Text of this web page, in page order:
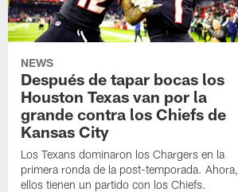
NEWS
Después de tapar bocas los
Houston Texas van por la
grande contra los Chiefs de
Kansas City
Los Texans dominaron los Chargers en la
primera ronda de la post-temporada. Ahora,
ellos tienen un partido con los Chiefs.